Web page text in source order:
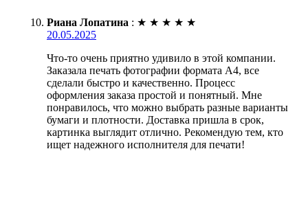
Риана Лопатина : ★ ★ ★ ★ ★
20.05.2025
Что-то очень приятно удивило в этой компании.
Заказала печать фотографии формата А4, все
сделали быстро и качественно. Процесс
оформления заказа простой и понятный. Мне
понравилось, что можно выбрать разные варианты
бумаги и плотности. Доставка пришла в срок,
картинка выглядит отлично. Рекомендую тем, кто
ищет надежного исполнителя для печати!